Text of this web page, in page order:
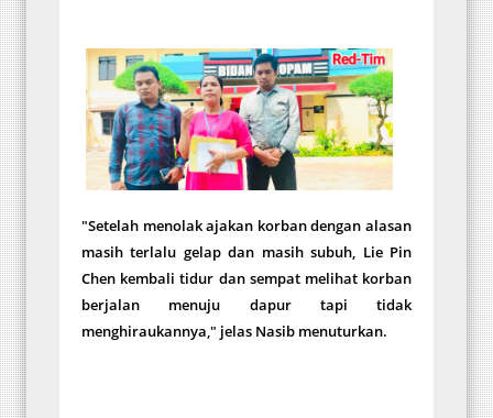
"Setelah menolak ajakan korban dengan alasan
masih terlalu gelap dan masih subuh, Lie Pin
Chen kembali tidur dan sempat melihat korban
berjalan menuju dapur tapi tidak
menghiraukannya," jelas Nasib menuturkan.